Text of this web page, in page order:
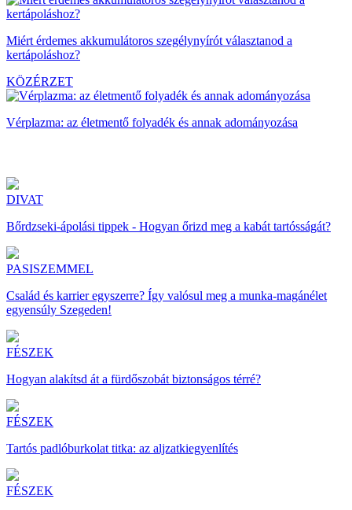
Miért érdemes akkumulátoros szegélynyírót választanod a
kertápoláshoz?
KÖZÉRZET
Vérplazma: az életmentő folyadék és annak adományozása
DIVAT
Bőrdzseki-ápolási tippek - Hogyan őrizd meg a kabát tartósságát?
PASISZEMMEL
Család és karrier egyszerre? Így valósul meg a munka-magánélet
egyensúly Szegeden!
FÉSZEK
Hogyan alakítsd át a fürdőszobát biztonságos térré?
FÉSZEK
Tartós padlóburkolat titka: az aljzatkiegyenlítés
FÉSZEK